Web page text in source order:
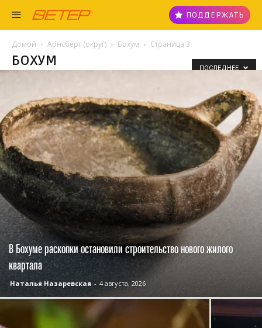
ПОДДЕРЖАТЬ
Домой Арнсберг (округ) Бохум Страница 3
БОХУМ ПОСЛЕДНЕЕ
В Бохуме раскопки остановили строительство нового жилого
квартала
Наталья Назаревская - 4 августа, 2026